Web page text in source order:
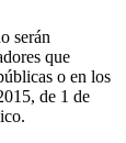
serán
que
o en los
de 1 de